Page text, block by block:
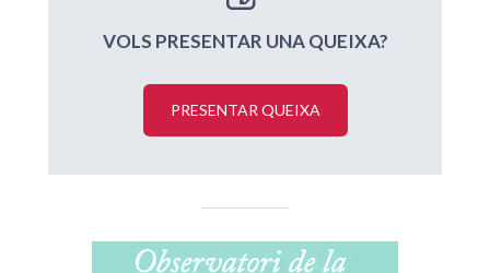
VOLS PRESENTAR UNA QUEIXA?
PRESENTAR QUEIXA